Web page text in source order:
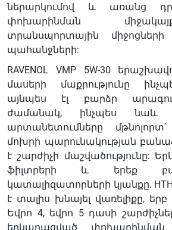
VW
504.00
VW
507.00
VW
G
052
195
ներարկումով և առանց
փոխարինման
տրանսպորտային
պահանջների:
RAVENOL VMP 5W-30
մասերի մաքրությունը
այնպես էլ բարձր
ժամանակ, ինչպես նաև
արտանետումները
մոխրի պարունակության
է շարժիչի մաշվածությունը:
ֆիլտրերի և երեք
կատալիզատորների կյանքը. HTHS
է տալիս խնայել վառելիքը,
Եվրո 4, եվրո 5 դասի
երկարացված փոխարինման